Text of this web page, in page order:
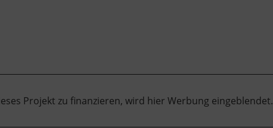
Projekt zu finanzieren, wird hier Werbung eingeblendet.